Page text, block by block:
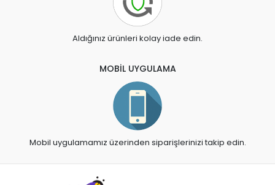
Aldığınız ürünleri kolay iade edin.
MOBİL UYGULAMA
Mobil uygulamamız üzerinden siparişlerinizi takip edin.